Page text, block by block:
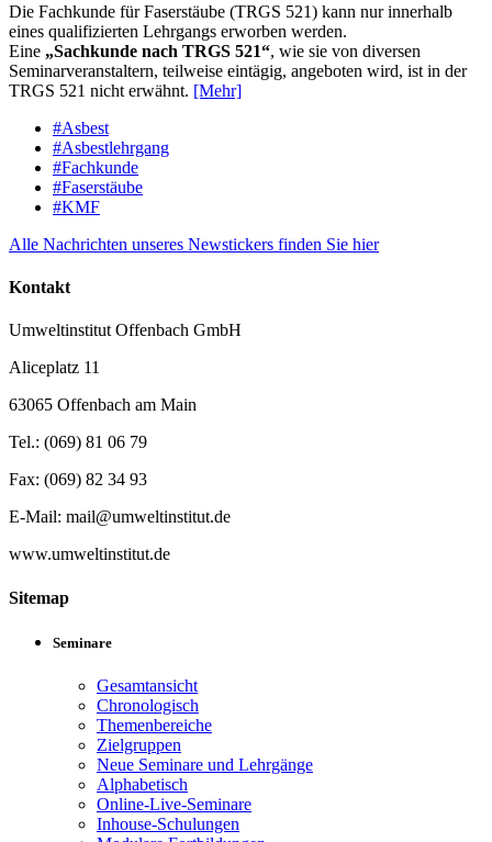
Die Fachkunde für Faserstäube (TRGS 521) kann nur innerhalb
eines qualifizierten Lehrgangs erworben werden.
Eine „Sachkunde nach TRGS 521“, wie sie von diversen
Seminarveranstaltern, teilweise eintägig, angeboten wird, ist in der
TRGS 521 nicht erwähnt. [Mehr]
#Asbest
#Asbestlehrgang
#Fachkunde
#Faserstäube
#KMF
Alle Nachrichten unseres Newstickers finden Sie hier
Kontakt
Umweltinstitut Offenbach GmbH
Aliceplatz 11
63065 Offenbach am Main
Tel.: (069) 81 06 79
Fax: (069) 82 34 93
E-Mail: mail@umweltinstitut.de
www.umweltinstitut.de
Sitemap
Seminare
Gesamtansicht
Chronologisch
Themenbereiche
Zielgruppen
Neue Seminare und Lehrgänge
Alphabetisch
Online-Live-Seminare
Inhouse-Schulungen